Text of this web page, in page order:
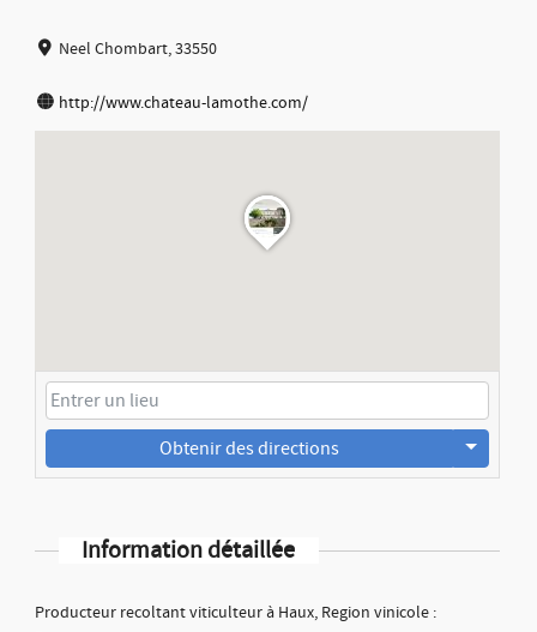
Neel Chombart, 33550
http://www.chateau-lamothe.com/
Obtenir des directions
Information détaillée
Producteur recoltant viticulteur à Haux, Region vinicole :